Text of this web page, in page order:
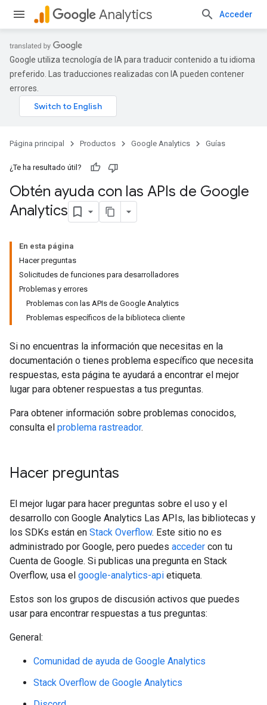
Analytics Acceder
Google utiliza tecnología de IA para traducir contenido a tu idioma
preferido. Las traducciones realizadas con IA pueden contener
errores.
Página principal Productos Google Analytics Guías
¿Te ha resultado útil?
Obtén ayuda con las APIs de Google
Analytics
En esta página
Hacer preguntas
Solicitudes de funciones para desarrolladores
Problemas y errores
Problemas con las APIs de Google Analytics
Problemas específicos de la biblioteca cliente
Si no encuentras la información que necesitas en la
documentación o tienes problema específico que necesita
respuestas, esta página te ayudará a encontrar el mejor
lugar para obtener respuestas a tus preguntas.
Para obtener información sobre problemas conocidos,
consulta el problema rastreador.
Hacer preguntas
El mejor lugar para hacer preguntas sobre el uso y el
desarrollo con Google Analytics Las APIs, las bibliotecas y
los SDKs están en Stack Overflow. Este sitio no es
administrado por Google, pero puedes acceder con tu
Cuenta de Google. Si publicas una pregunta en Stack
Overflow, usa el google-analytics-api etiqueta.
Estos son los grupos de discusión activos que puedes
usar para encontrar respuestas a tus preguntas:
General:
Comunidad de ayuda de Google Analytics
Stack Overflow de Google Analytics